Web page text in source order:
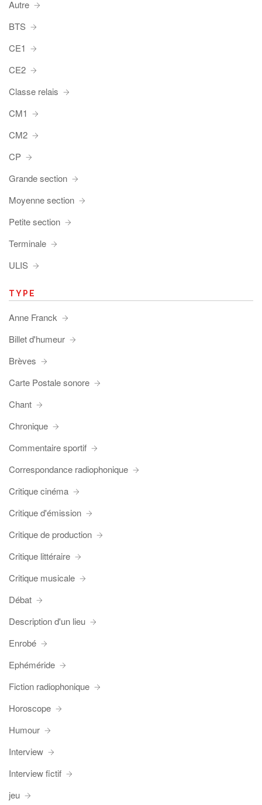
Autre
BTS
CE1
CE2
Classe relais
CM1
CM2
CP
Grande section
Moyenne section
Petite section
Terminale
ULIS
TYPE
Anne Franck
Billet d'humeur
Brèves
Carte Postale sonore
Chant
Chronique
Commentaire sportif
Correspondance radiophonique
Critique cinéma
Critique d'émission
Critique de production
Critique littéraire
Critique musicale
Débat
Description d'un lieu
Enrobé
Ephéméride
Fiction radiophonique
Horoscope
Humour
Interview
Interview fictif
jeu